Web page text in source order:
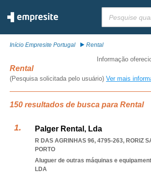
Início Empresite Portugal Rental
Informação
Rental
(Pesquisa solicitada pelo usuário) Ver mais
150 resultados de busca para Rental
Palger Rental, Lda
R DAS AGRINHAS 96, 4795-263, RORIZ
PORTO
Aluguer de outras máquinas e
LDA